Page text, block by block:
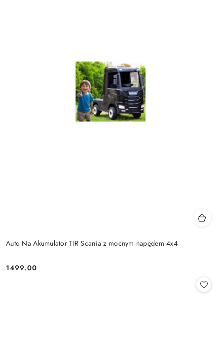
Auto Na Akumulator TIR Scania z mocnym napędem 4x4
Cena:
1499.00